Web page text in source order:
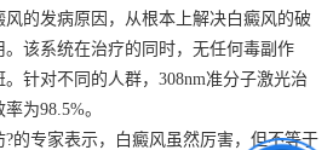
的发病原因，从根本上解决白癜风的破
该系统在治疗的同时，无任何毒副作
针对不同的人群，308nm准分子激光治
为98.5%。
的专家表示，白癜风虽然厉害，但不等于